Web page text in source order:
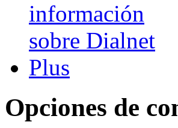
Opciones de